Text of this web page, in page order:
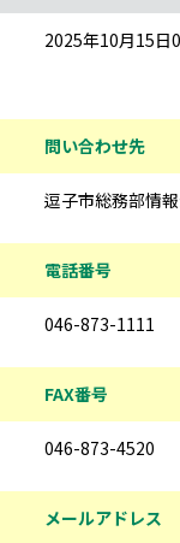
2025年10月15日
問い合わせ先
逗子市総務部情
電話番号
046-873-1111
FAX番号
046-873-4520
メールアドレス